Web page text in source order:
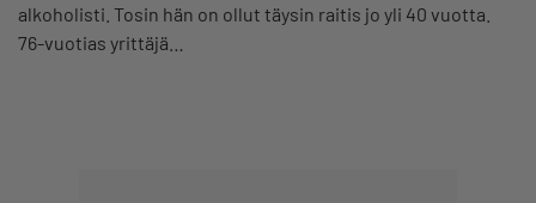
alkoholisti. Tosin hän on ollut täysin raitis jo yli 40 vuotta.
76-vuotias yrittäjä…